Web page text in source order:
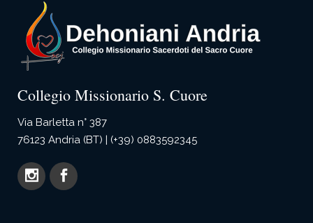
Collegio Missionario S. Cuore
Via Barletta n° 387
76123 Andria (BT) | (+39) 0883592345